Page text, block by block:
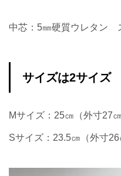
中芯：5㎜硬質ウレタン
サイズは2サイズ
Mサイズ：25㎝（外寸27㎝
Sサイズ：23.5㎝（外寸26